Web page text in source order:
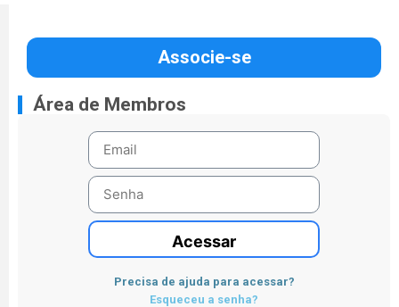
Associe-se
Área de Membros
Acessar
Precisa de ajuda para acessar?
Esqueceu a senha?